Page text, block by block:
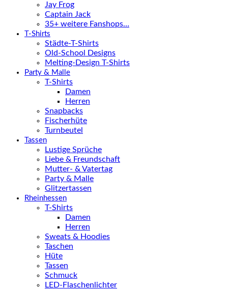
Jay Frog
Captain Jack
35+ weitere Fanshops…
T-Shirts
Städte-T-Shirts
Old-School Designs
Melting-Design T-Shirts
Party & Malle
T-Shirts
Damen
Herren
Snapbacks
Fischerhüte
Turnbeutel
Tassen
Lustige Sprüche
Liebe & Freundschaft
Mutter- & Vatertag
Party & Malle
Glitzertassen
Rheinhessen
T-Shirts
Damen
Herren
Sweats & Hoodies
Taschen
Hüte
Tassen
Schmuck
LED-Flaschenlichter